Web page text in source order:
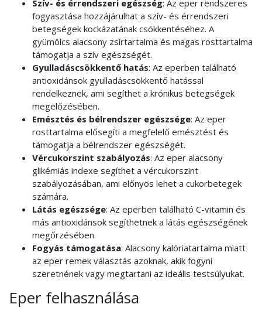
Szív- és érrendszeri egészség: Az eper rendszeres
fogyasztása hozzájárulhat a szív- és érrendszeri
betegségek kockázatának csökkentéséhez. A
gyümölcs alacsony zsírtartalma és magas rosttartalma
támogatja a szív egészségét.
Gyulladáscsökkentő hatás: Az eperben található
antioxidánsok gyulladáscsökkentő hatással
rendelkeznek, ami segíthet a krónikus betegségek
megelőzésében.
Emésztés és bélrendszer egészsége: Az eper
rosttartalma elősegíti a megfelelő emésztést és
támogatja a bélrendszer egészségét.
Vércukorszint szabályozás: Az eper alacsony
glikémiás indexe segíthet a vércukorszint
szabályozásában, ami előnyös lehet a cukorbetegek
számára.
Látás egészsége: Az eperben található C-vitamin és
más antioxidánsok segíthetnek a látás egészségének
megőrzésében.
Fogyás támogatása: Alacsony kalóriatartalma miatt
az eper remek választás azoknak, akik fogyni
szeretnének vagy megtartani az ideális testsúlyukat.
Eper felhasználása